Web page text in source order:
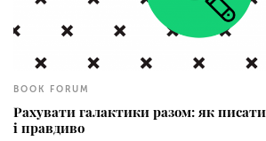
BOOK FORUM
Рахувати галактики разом: як
і правдиво